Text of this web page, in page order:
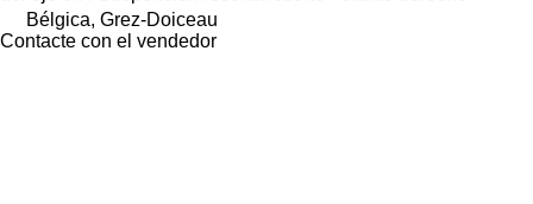
Bélgica, Grez-Doiceau
Contacte con el vendedor